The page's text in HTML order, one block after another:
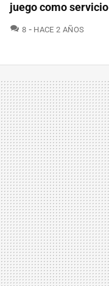
juego como servicio
8 COMENTARIOS
HACE 2 AÑOS